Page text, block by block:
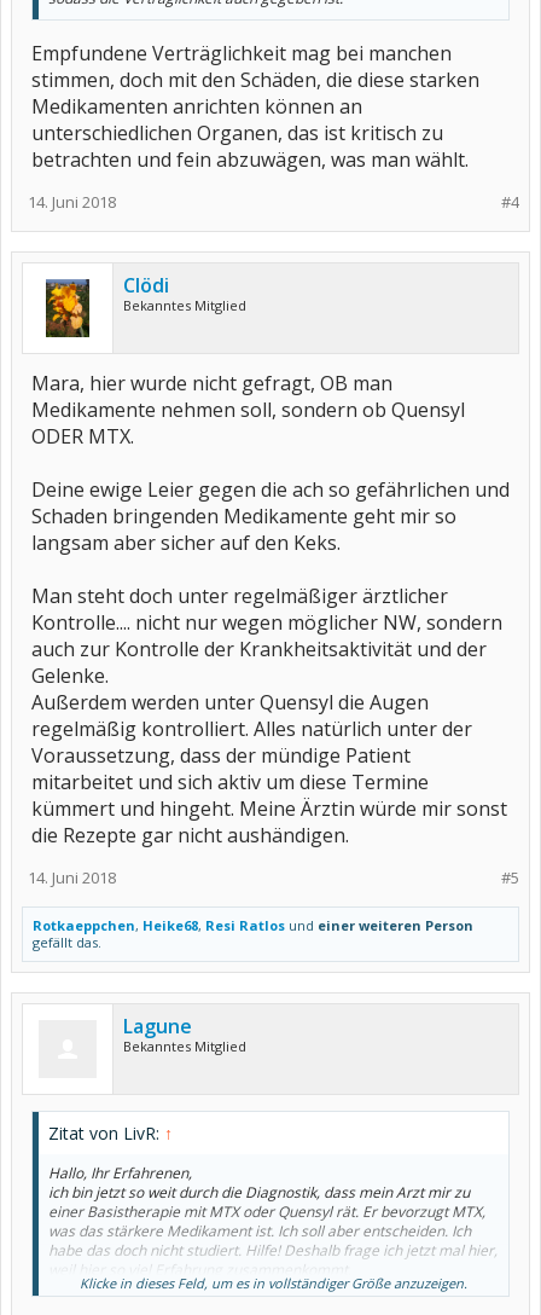
Empfundene Verträglichkeit mag bei manchen
stimmen, doch mit den Schäden, die diese starken
Medikamenten anrichten können an
unterschiedlichen Organen, das ist kritisch zu
betrachten und fein abzuwägen, was man wählt.
#4
14. Juni 2018
Clödi
Bekanntes Mitglied
Mara, hier wurde nicht gefragt, OB man
Medikamente nehmen soll, sondern ob Quensyl
ODER MTX.
Deine ewige Leier gegen die ach so gefährlichen und
Schaden bringenden Medikamente geht mir so
langsam aber sicher auf den Keks.
Man steht doch unter regelmäßiger ärztlicher
Kontrolle.... nicht nur wegen möglicher NW, sondern
auch zur Kontrolle der Krankheitsaktivität und der
Gelenke.
Außerdem werden unter Quensyl die Augen
regelmäßig kontrolliert. Alles natürlich unter der
Voraussetzung, dass der mündige Patient
mitarbeitet und sich aktiv um diese Termine
kümmert und hingeht. Meine Ärztin würde mir sonst
die Rezepte gar nicht aushändigen.
#5
14. Juni 2018
Rotkaeppchen, Heike68, Resi Ratlos und einer weiteren Person
gefällt das.
Lagune
Bekanntes Mitglied
Zitat von LivR: ↑
Hallo, Ihr Erfahrenen,
ich bin jetzt so weit durch die Diagnostik, dass mein Arzt mir zu
einer Basistherapie mit MTX oder Quensyl rät. Er bevorzugt MTX,
was das stärkere Medikament ist. Ich soll aber entscheiden. Ich
habe das doch nicht studiert. Hilfe! Deshalb frage ich jetzt mal hier,
weil hier so viel Erfahrung zusammenkommt.
Ich habe bis jetzt einen milden Verlauf einer rA.
Klicke in dieses Feld, um es in vollständiger Größe anzuzeigen.